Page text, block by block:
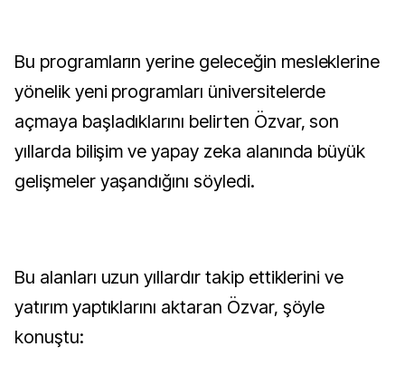
Bu programların yerine geleceğin mesleklerine
yönelik yeni programları üniversitelerde
açmaya başladıklarını belirten Özvar, son
yıllarda bilişim ve yapay zeka alanında büyük
gelişmeler yaşandığını söyledi.
Bu alanları uzun yıllardır takip ettiklerini ve
yatırım yaptıklarını aktaran Özvar, şöyle
konuştu: